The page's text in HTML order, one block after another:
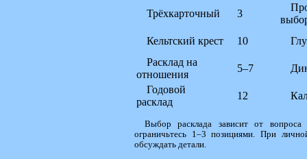
Трёхкарточный
3
Кельтский крест
10
Расклад на
отношения
5–7
Годовой
расклад
12
Выбор расклада зависит от
ограничьтесь 1–3 позициями. При
обсуждать детали.